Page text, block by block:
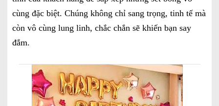
cùng đặc biệt. Chúng không chỉ sang trọng, tinh tế mà
còn vô cùng lung linh, chắc chắn sẽ khiến bạn say
đắm.